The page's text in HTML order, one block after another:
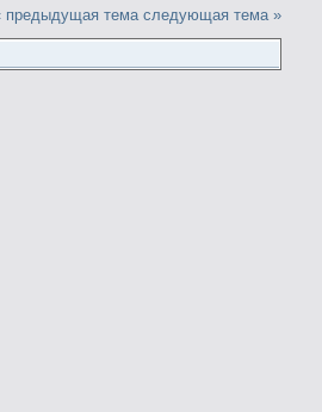
предыдущая тема следующая тема »